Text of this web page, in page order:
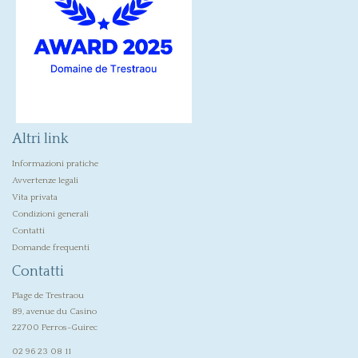
Altri link
Informazioni pratiche
Avvertenze legali
Vita privata
Condizioni generali
Contatti
Domande frequenti
Contatti
Plage de Trestraou
89, avenue du Casino
22700 Perros-Guirec
02 96 23 08 11